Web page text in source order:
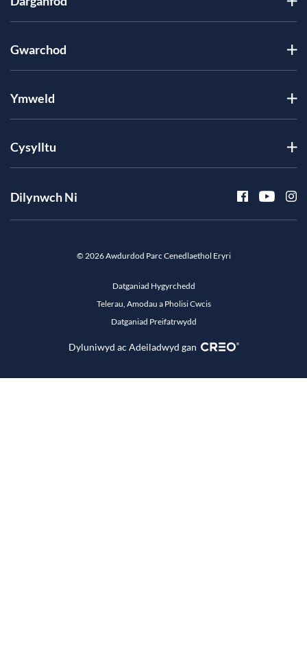
Gwarchod
Ymweld
Cysylltu
Dilynwch Ni
© 2026 Awdurdod Parc Cenedlaethol Eryri
Datganiad Hygyrchedd
Telerau, Amodau a Pholisi Cwcis
Datganiad Preifatrwydd
Dyluniwyd ac Adeiladwyd gan